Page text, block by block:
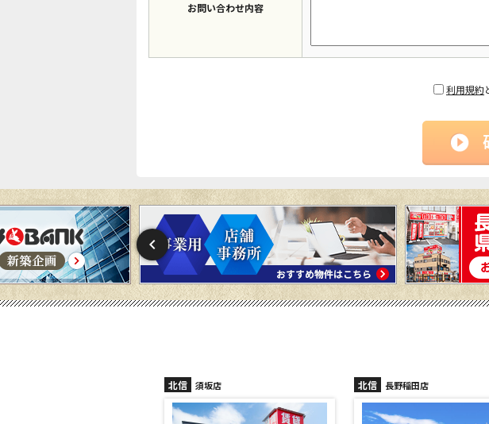
お問い合わせ内容
利用規約
北信 須坂店 北信 長野稲田店